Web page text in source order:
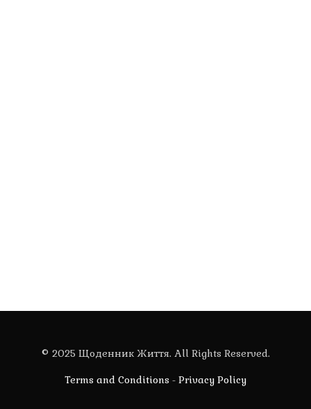
© 2025 Щоденник Життя. All Rights Reserved.
Terms and Conditions -Privacy Policy